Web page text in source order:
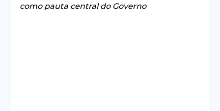
como pauta central do Governo